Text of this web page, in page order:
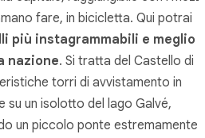
fare, in bicicletta. Qui potrai
più instagrammabili e meglio
nazione. Si tratta del Castello di
torri di avvistamento in
su un isolotto del lago Galvé,
un piccolo ponte estremamente